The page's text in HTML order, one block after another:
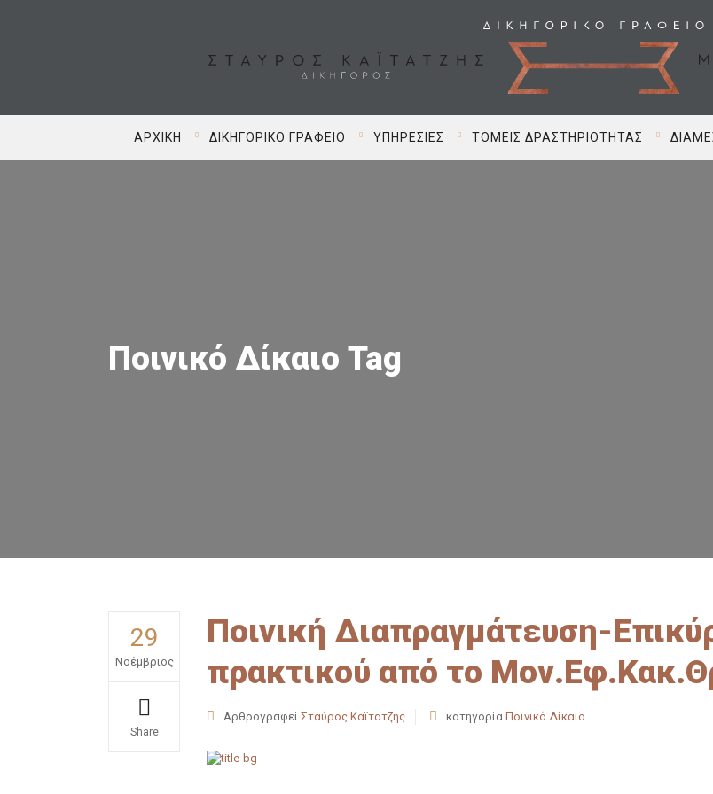
ΑΡΧΙΚΉ ΔΙΚΗΓΟΡΙΚΌ ΓΡΑΦΕΊΟ ΥΠΗΡΕΣΊΕΣ ΤΟΜΕΊΣ ΔΡΑΣΤΗΡΙΌΤΗΤΑΣ
Ποινικό Δίκαιο Tag
29
Νοέμβριος
Share
Ποινική Διαπραγμάτευση-
πρακτικού από το
Αρθρογραφεί Σταύρος Καϊτατζής κατηγορία Ποινικό Δίκαιο